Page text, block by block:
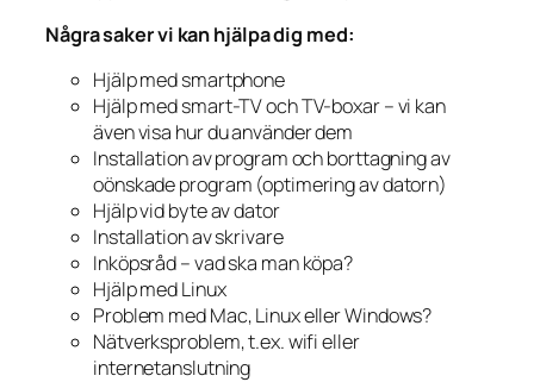
Några saker vi kan hjälpa dig med:
Hjälp med smartphone
Hjälp med smart-TV och TV-boxar – vi kan
även visa hur du använder dem
Installation av program och borttagning av
oönskade program (optimering av datorn)
Hjälp vid byte av dator
Installation av skrivare
Inköpsråd – vad ska man köpa?
Hjälp med Linux
Problem med Mac, Linux eller Windows?
Nätverksproblem, t.ex. wifi eller
internetanslutning